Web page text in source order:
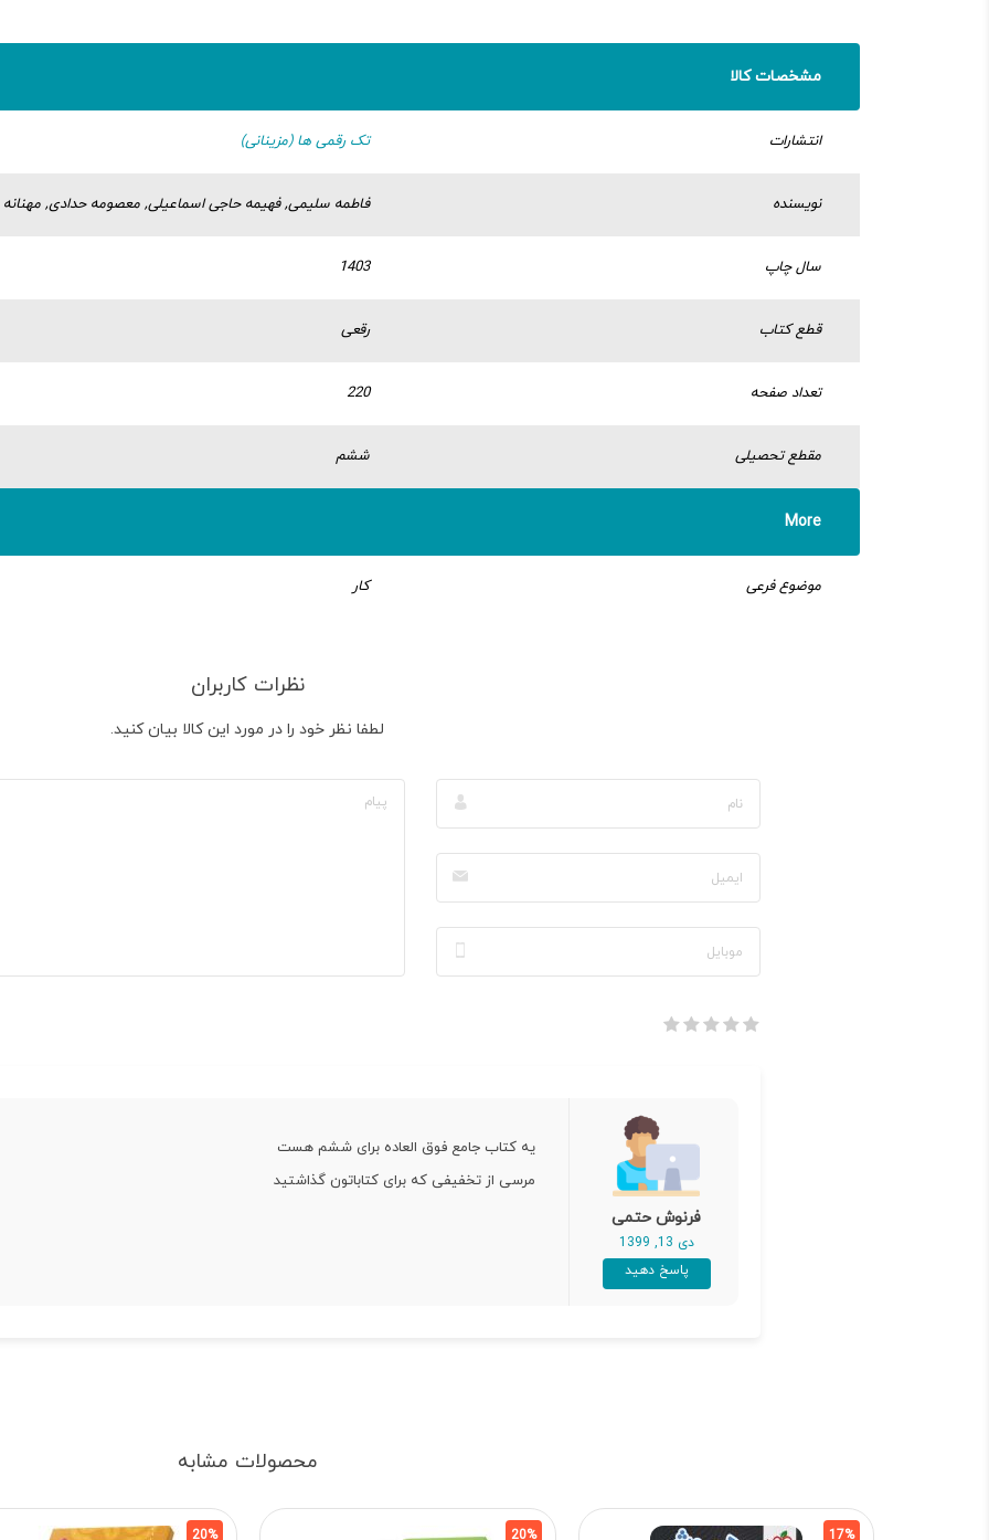
مشخصات کالا
انتشارات تک رقمی ها (مزینانی)
نویسنده فاطمه سلیمی, فهیمه حاجی اسماعیلی, معصومه حدادی,
سال چاپ 1403
قطع کتاب رقعی
تعداد صفحه 220
مقطع تحصیلی ششم
More
موضوع فرعی کار
نظرات کاربران
لطفا نظر خود را در مورد این کالا بیان کنید.
فرنوش حتمی
دی 13, 1399
پاسخ دهید
یه کتاب جامع فوق العاده برای ششم هست
مرسی از تخفیفی که برای کتاباتون گذاشتید
محصولات مشابه
17%
20%
20%